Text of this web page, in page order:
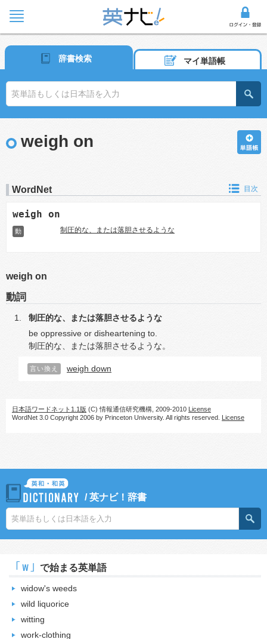
辞書検索 マイ単語帳
weigh on
WordNet 目次
weigh on
動 制圧的な、または落胆させるような
weigh on
動詞
制圧的な、または落胆させるような
be oppressive or disheartening to.
制圧的な、または落胆させるような。
言い換え weigh down
日本語ワードネット1.1版 (C) 情報通信研究機構, 2009-2010 License
WordNet 3.0 Copyright 2006 by Princeton University. All rights reserved. License
/英ナビ！辞書
｢w｣ で始まる英単語
widow's weeds
wild liquorice
witting
work-clothing